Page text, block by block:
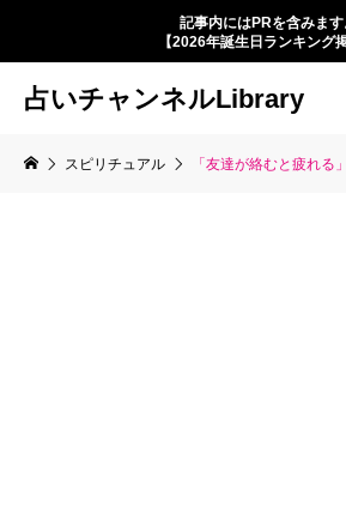
記事内にはPRを含みます
【2026年誕生日ランキング
占いチャンネルLibrary
スピリチュアル 「友達が絡むと疲れ